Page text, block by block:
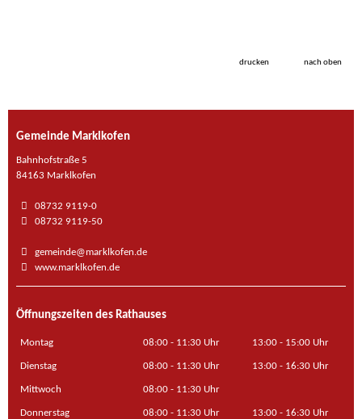
drucken nach oben
Gemeinde Marklkofen
Bahnhofstraße 5
84163 Marklkofen
08732 9119-0
08732 9119-50
gemeinde@marklkofen.de
www.marklkofen.de
Öffnungszeiten des Rathauses
Montag 08:00 - 11:30 Uhr 13:00 - 15:00 Uhr
Dienstag 08:00 - 11:30 Uhr 13:00 - 16:30 Uhr
Mittwoch 08:00 - 11:30 Uhr
Donnerstag 08:00 - 11:30 Uhr 13:00 - 16:30 Uhr